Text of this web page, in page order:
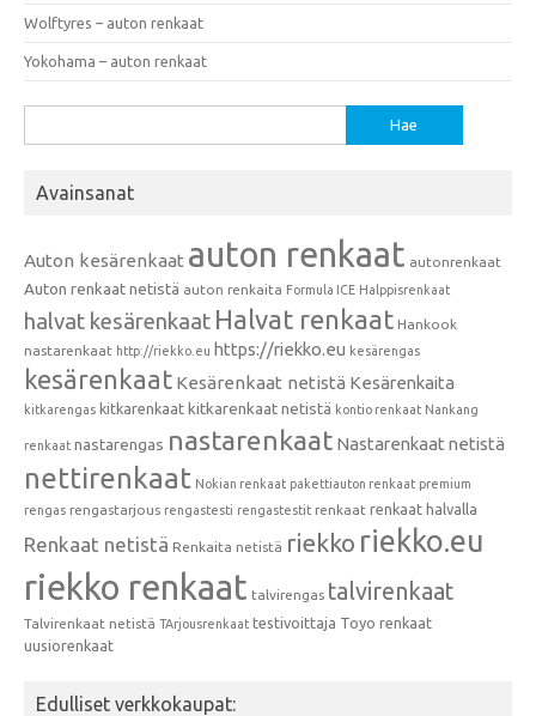
Wolftyres – auton renkaat
Yokohama – auton renkaat
Avainsanat
Auton kesärenkaat auton renkaat autonrenkaat
Auton renkaat netistä auton renkaita Formula ICE Halppisrenkaat
halvat kesärenkaat Halvat renkaat Hankook
nastarenkaat http://riekko.eu https://riekko.eu kesärengas
kesärenkaat Kesärenkaat netistä Kesärenkaita
kitkarengas kitkarenkaat kitkarenkaat netistä kontio renkaat Nankang
renkaat nastarengas nastarenkaat Nastarenkaat netistä
nettirenkaat Nokian renkaat pakettiauton renkaat premium
rengas rengastarjous rengastesti rengastestit renkaat renkaat halvalla
Renkaat netistä Renkaita netistä riekko riekko.eu
riekko renkaat talvirengas talvirenkaat
Talvirenkaat netistä TArjousrenkaat testivoittaja Toyo renkaat
uusiorenkaat
Edulliset verkkokaupat: